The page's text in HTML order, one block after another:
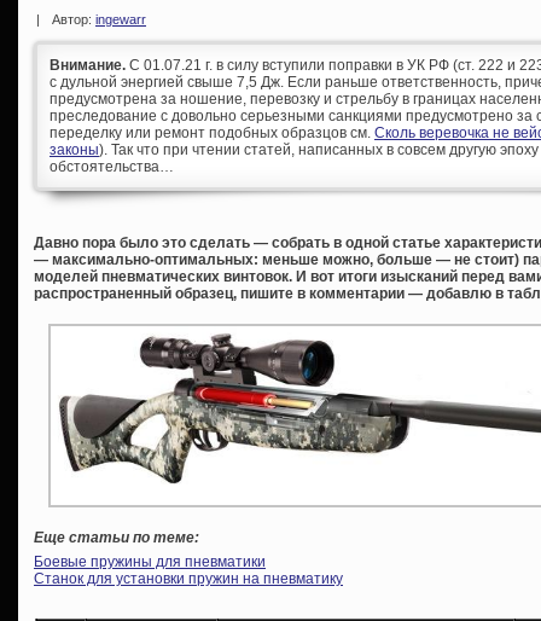
| Автор: ingewarr
Внимание. С 01.07.21 г. в силу вступили поправки в УК РФ (ст. 222 и
с дульной энергией свыше 7,5 Дж. Если раньше ответственность,
предусмотрена за ношение, перевозку и стрельбу в границах
преследование с довольно серьезными санкциями предусмотрено за
переделку или ремонт подобных образцов см. Сколь веревочка не
законы). Так что при чтении статей, написанных в совсем другую
обстоятельства…
Давно пора было это сделать — собрать в одной статье
— максимально-оптимальных: меньше можно, больше — не стоит)
моделей пневматических винтовок. И вот итоги изысканий перед
распространенный образец, пишите в комментарии — добавлю в
Еще статьи по теме:
Боевые пружины для пневматики
Станок для установки пружин на пневматику